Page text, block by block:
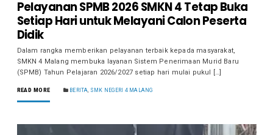
Pelayanan SPMB 2026 SMKN 4 Tetap Buka
Setiap Hari untuk Melayani Calon Peserta
Didik
Dalam rangka memberikan pelayanan terbaik kepada masyarakat,
SMKN 4 Malang membuka layanan Sistem Penerimaan Murid Baru
(SPMB) Tahun Pelajaran 2026/2027 setiap hari mulai pukul […]
READ MORE BERITA, SMK NEGERI 4 MALANG